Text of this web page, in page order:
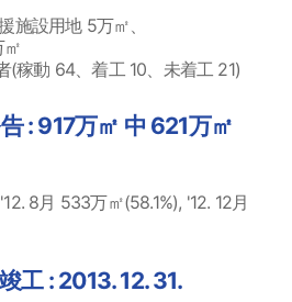
施設用地 5万㎡、
(稼動 64、着工 10、未着工 21)
: 917万㎡ 中 621万㎡
8月 533万㎡(58.1%), '12. 12月
工 : 2013. 12. 31.